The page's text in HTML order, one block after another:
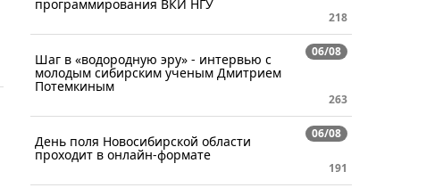
программирования ВКИ НГУ
218
06/08
Шаг в «водородную эру» - интервью с
молодым сибирским ученым Дмитрием
Потемкиным
263
06/08
День поля Новосибирской области
проходит в онлайн-формате
191